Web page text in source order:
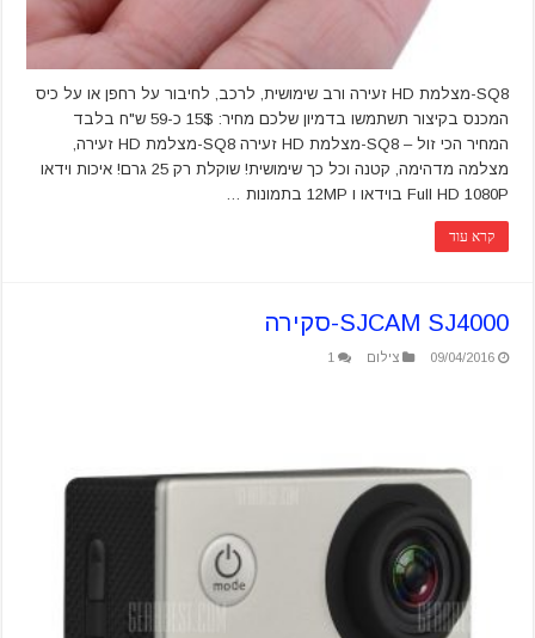
SQ8-מצלמת HD זעירה ורב שימושית, לרכב, לחיבור על רחפן או על כיס
המכנס בקיצור תשתמשו בדמיון שלכם מחיר: 15$ כ-59 ש"ח בלבד
המחיר הכי זול – SQ8-מצלמת HD זעירה SQ8-מצלמת HD זעירה,
מצלמה מדהימה, קטנה וכל כך שימושית! שוקלת רק 25 גרם! איכות וידאו
Full HD 1080P בוידאו ו 12MP בתמונות …
קרא עוד
SJCAM SJ4000-סקירה
09/04/2016 צילום 1